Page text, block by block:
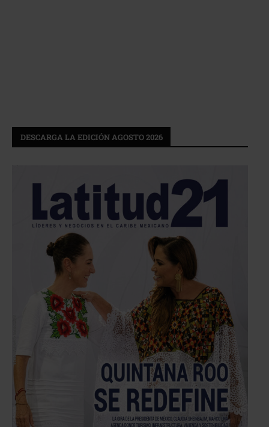
DESCARGA LA EDICIÓN AGOSTO 2026